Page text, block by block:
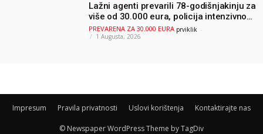
Lažni agenti prevarili 78-godišnjakinju za
više od 30.000 eura, policija intenzivno
traga za počiniteljima
PREVARENA ZA 30.000 EURA prviklik -
1 Augusta, 2026
Impresum Pravila privatnosti Uslovi korištenja Kontaktirajte nas
© Newspaper WordPress Theme by TagDiv